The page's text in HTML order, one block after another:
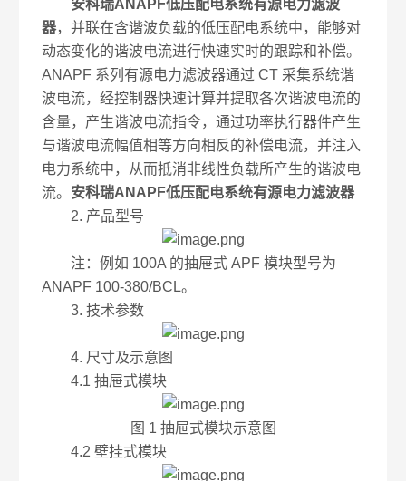
安科瑞ANAPF低压配电系统有源电力滤波
器，并联在含谐波负载的低压配电系统中，能够对
动态变化的谐波电流进行快速实时的跟踪和补偿。
ANAPF 系列有源电力滤波器通过 CT 采集系统谐
波电流，经控制器快速计算并提取各次谐波电流的
含量，产生谐波电流指令，通过功率执行器件产生
与谐波电流幅值相等方向相反的补偿电流，并注入
电力系统中，从而抵消非线性负载所产生的谐波电
流。 安科瑞ANAPF低压配电系统有源电力滤波器
2. 产品型号
注：例如 100A 的抽屉式 APF 模块型号为
ANAPF 100-380/BCL。
3. 技术参数
4. 尺寸及示意图
4.1 抽屉式模块
图 1 抽屉式模块示意图
4.2 壁挂式模块